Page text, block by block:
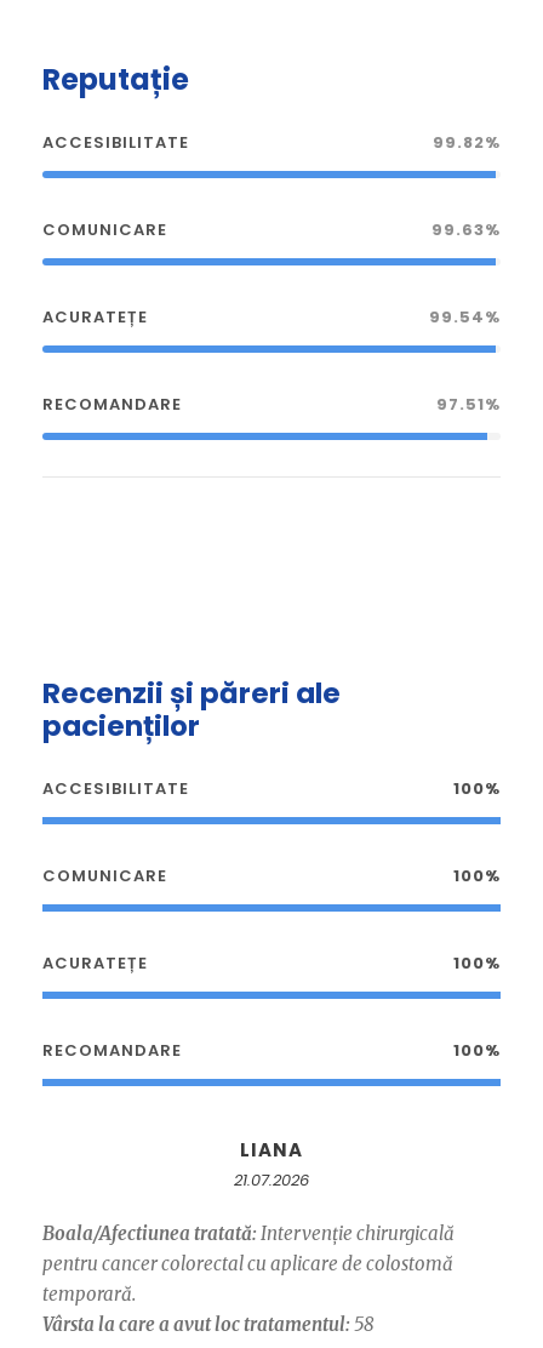
Reputație
ACCESIBILITATE 99.82%
COMUNICARE 99.63%
ACURATEȚE 99.54%
RECOMANDARE 97.51%
Recenzii și păreri ale
pacienților
ACCESIBILITATE 100%
COMUNICARE 100%
ACURATEȚE 100%
RECOMANDARE 100%
LIANA
21.07.2026
Boala/Afectiunea tratată: Intervenție chirurgicală
pentru cancer colorectal cu aplicare de colostomă
temporară.
Vârsta la care a avut loc tratamentul: 58